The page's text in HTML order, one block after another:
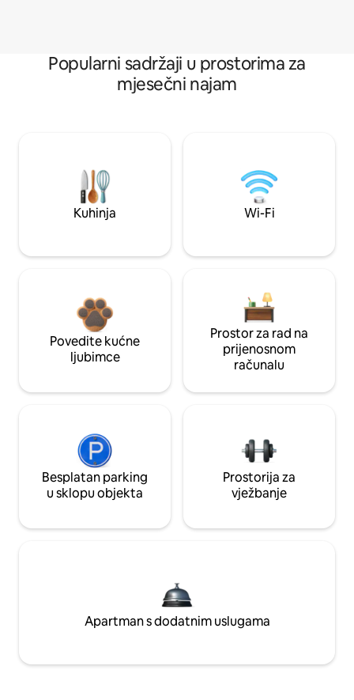
Popularni sadržaji u prostorima za
mjesečni najam
Kuhinja Wi-Fi
Povedite kućne
ljubimce
Prostor za rad na
prijenosnom
računalu
Besplatan parking
u sklopu objekta
Prostorija za
vježbanje
Apartman s dodatnim uslugama